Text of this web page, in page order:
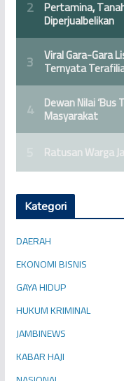
Kategori
DAERAH
EKONOMI BISNIS
GAYA HIDUP
HUKUM KRIMINAL
JAMBINEWS
KABAR HAJI